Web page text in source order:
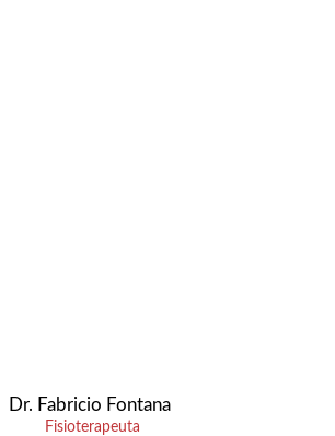
Dr. Fabricio Fontana
Fisioterapeuta